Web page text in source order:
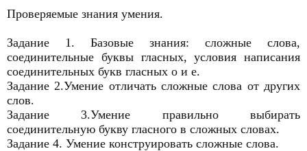
Проверяемые знания умения.
Задание 1. Базовые знания: сложные слова,
соединительные буквы гласных, условия написания
соединительных букв гласных о и е.
Задание 2.Умение отличать сложные слова от других
слов.
Задание 3.Умение правильно выбирать
соединительную букву гласного в сложных словах.
Задание 4. Умение конструировать сложные слова.